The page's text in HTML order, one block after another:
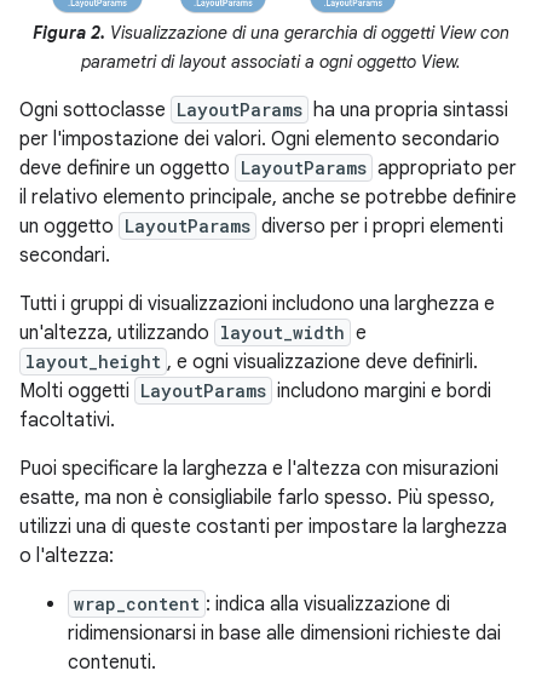
Figura 2. Visualizzazione di una gerarchia di oggetti View con
parametri di layout associati a ogni oggetto View.
Ogni sottoclasse LayoutParams ha una propria sintassi
per l'impostazione dei valori. Ogni elemento secondario
deve definire un oggetto LayoutParams appropriato per
il relativo elemento principale, anche se potrebbe definire
un oggetto LayoutParams diverso per i propri elementi
secondari.
Tutti i gruppi di visualizzazioni includono una larghezza e
un'altezza, utilizzando layout_width e
layout_height , e ogni visualizzazione deve definirli.
Molti oggetti LayoutParams includono margini e bordi
facoltativi.
Puoi specificare la larghezza e l'altezza con misurazioni
esatte, ma non è consigliabile farlo spesso. Più spesso,
utilizzi una di queste costanti per impostare la larghezza
o l'altezza:
wrap_content : indica alla visualizzazione di
ridimensionarsi in base alle dimensioni richieste dai
contenuti.